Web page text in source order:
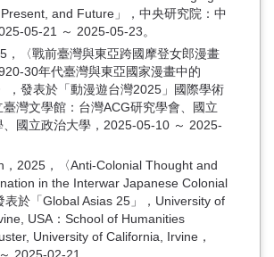
and Future」，中央研究院：中
05-21 ～ 2025-05-23。
，〈戰前臺灣與東亞跨國摩登女郎漫畫
30年代臺灣與東亞國家漫畫中的
，發表於「動漫遊台灣2025」國際學術
灣文學館：台灣ACG研究學會、國立
、國立政治大學，2025-05-10 ～ 2025-
，2025，〈Anti-Colonial Thought and
in the Interwar Japanese Colonial
表於「Global Asias 25」，University of
USA：School of Humanities
University of California, Irvine，